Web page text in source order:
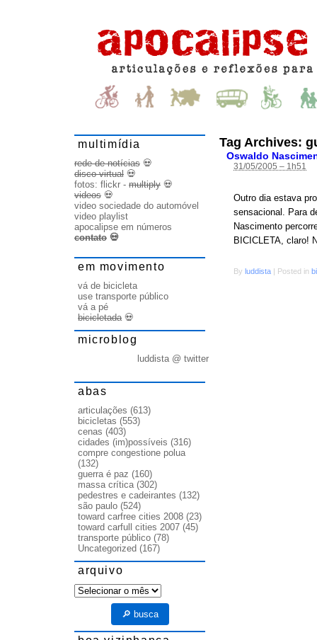
Tag Archives:
Oswaldo
31/05/2005 – 1h51
Outro dia estava
sensacional. Para
Nascimento
BICICLETA, claro!
By luddista | Posted in
multimídia
rede de notícias 💀
disco virtual 💀
fotos: flickr - multiply 💀
videos 💀
video sociedade do automóvel
video playlist
apocalipse em números
contato 💀
em movimento
vá de bicicleta
use transporte público
vá a pé
bicicletada💀
microblog
luddista @ twitter
abas
articulações (613)
bicicletas (553)
cenas (403)
cidades (im)possíveis (316)
compre congestione polua
(132)
guerra é paz (160)
massa crítica(302)
pedestres e cadeirantes (132)
são paulo (524)
toward carfree cities 2008 (23)
toward carfull cities 2007 (45)
transporte público (78)
Uncategorized (167)
arquivo
arquivo
🔎 busca